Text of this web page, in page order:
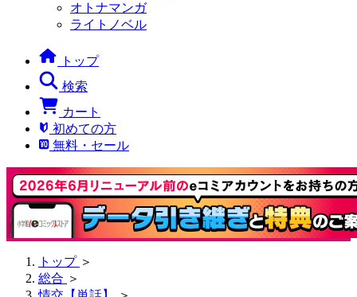
オトナマンガ
ライトノベル
トップ
検索
カート
初めての方
無料・セール
トップ ＞
総合 ＞